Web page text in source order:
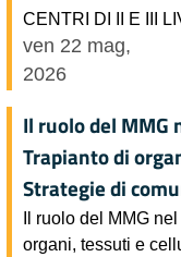
CENTRI DI II E III
ven 22 mag,
2026
Il ruolo del MMG
Trapianto di
Strategie di
Il ruolo del MMG
organi, tessuti e